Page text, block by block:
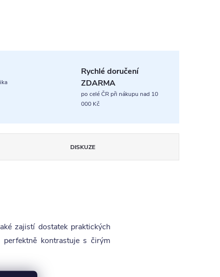
Rychlé doručení
ZDARMA
po celé ČR při nákupu nad 10
000 Kč
DISKUZE
zajistí dostatek praktických
kontrastuje s čirým